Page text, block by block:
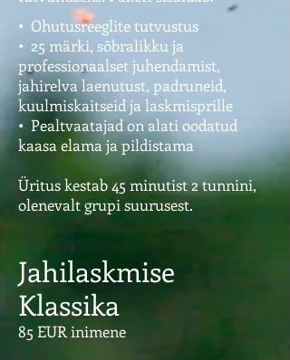
• Ohutusreeglite tutvustus
• 25 märki, sõbralikku ja
professionaalset juhendamist,
jahirelva laenutust, padruneid,
kuulmiskaitseid ja laskmisprille
• Pealtvaatajad on alati oodatud
kaasa elama ja pildistama
Üritus kestab 45 minutist 2 tunnini,
olenevalt grupi suurusest.​
Jahilaskmise
Klassika
85 EUR inimene